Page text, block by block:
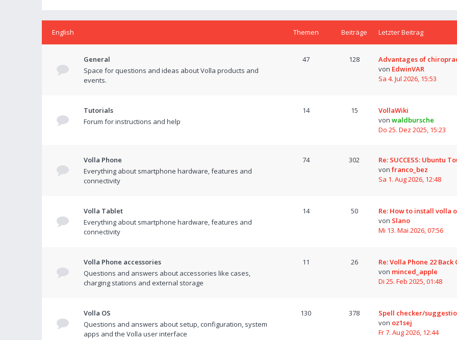
English Themen Beiträge Letzter Beitrag
General
Space for questions and ideas about Volla products and
events.
47 128
Advantages of
von EdwinVAR
Sa 4. Jul 2026, 15:53
Tutorials
Forum for instructions and help
14 15
VollaWiki
von waldbursche
Do 25. Dez 2025, 15:23
Volla Phone
Everything about smartphone hardware, features and
connectivity
74 302
Re: SUCCESS: Ubuntu
von franco_bez
Sa 1. Aug 2026, 12:48
Volla Tablet
Everything about smartphone hardware, features and
connectivity
14 50
Re: How to install volla
von Slano
Mi 13. Mai 2026, 07:56
Volla Phone accessories
Questions and answers about accessories like cases,
charging stations and external storage
11 26
Re: Volla Phone 22 Back
von minced_apple
Di 25. Feb 2025, 01:48
Volla OS
Questions and answers about setup, configuration, system
apps and the Volla user interface
130 378
Spell checker/
von oz1sej
Fr 7. Aug 2026, 12:44